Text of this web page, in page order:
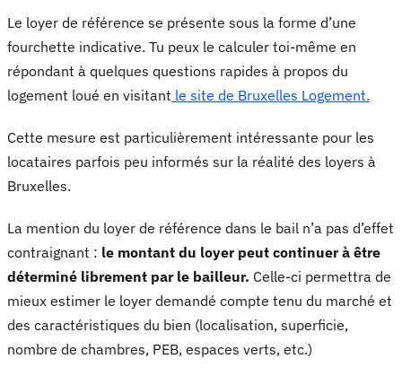
Le loyer de référence se présente sous la forme d’une
fourchette indicative. Tu peux le calculer toi-même en
répondant à quelques questions rapides à propos du
logement loué en visitant le site de Bruxelles Logement.
Cette mesure est particulièrement intéressante pour les
locataires parfois peu informés sur la réalité des loyers à
Bruxelles.
La mention du loyer de référence dans le bail n’a pas d’effet
contraignant : le montant du loyer peut continuer à être
déterminé librement par le bailleur. Celle-ci permettra de
mieux estimer le loyer demandé compte tenu du marché et
des caractéristiques du bien (localisation, superficie,
nombre de chambres, PEB, espaces verts, etc.)